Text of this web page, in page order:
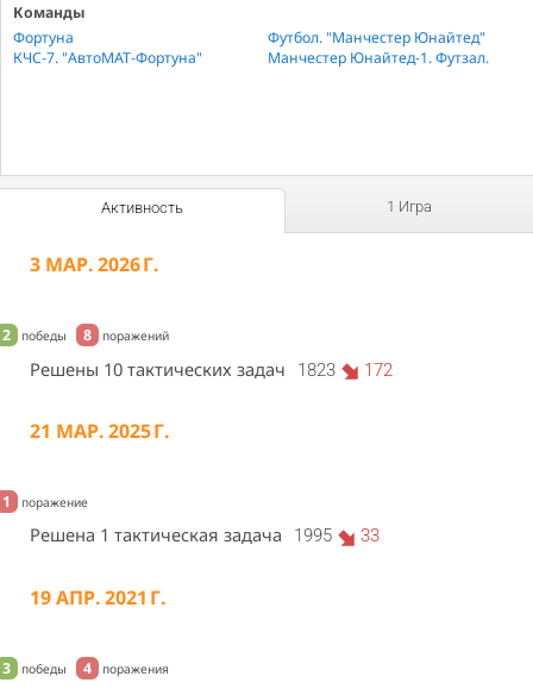
Команды
Фортуна
Футбол. "Манчестер Юнайтед"
КЧС-7. "АвтоМАТ-Фортуна"
Манчестер Юнайтед-1. Футзал.
Активность 1 Игра
3 МАР. 2026 Г.
2 победы 8 поражений
Решены 10 тактических задач 1823 172
21 МАР. 2025 Г.
1 поражение
Решена 1 тактическая задача 1995 33
19 АПР. 2021 Г.
3 победы 4 поражения